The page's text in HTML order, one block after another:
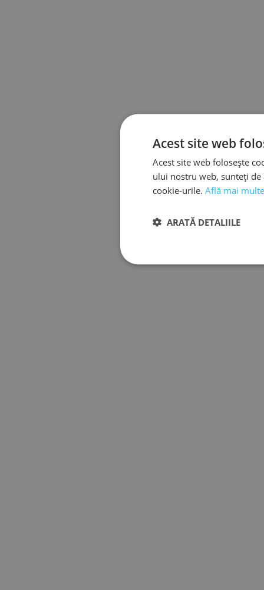
Acest site web
Acest site web folosește
ului nostru web, sunteți
cookie-urile. Află mai multe
ARATĂ DETALIILE